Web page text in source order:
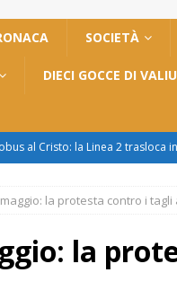
SOCIETÀ
DIECI GOCCE DI
al Cristo: la Linea 2 trasloca
da Torino al Pam di
il sindaco esplode:
la protesta contro i
la